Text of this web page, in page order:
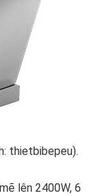
thietbibepeu).
lên 2400W, 6